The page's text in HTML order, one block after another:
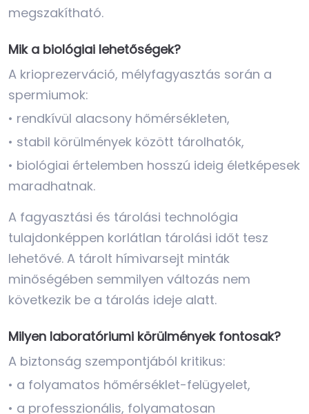
megszakítható.
Mik a biológiai lehetőségek?
A krioprezerváció, mélyfagyasztás során a
spermiumok:
• rendkívül alacsony hőmérsékleten,
• stabil körülmények között tárolhatók,
• biológiai értelemben hosszú ideig életképesek
maradhatnak.
A fagyasztási és tárolási technológia
tulajdonképpen korlátlan tárolási időt tesz
lehetővé. A tárolt hímivarsejt minták
minőségében semmilyen változás nem
következik be a tárolás ideje alatt.
Milyen laboratóriumi körülmények fontosak?
A biztonság szempontjából kritikus:
• a folyamatos hőmérséklet-felügyelet,
• a professzionális, folyamatosan